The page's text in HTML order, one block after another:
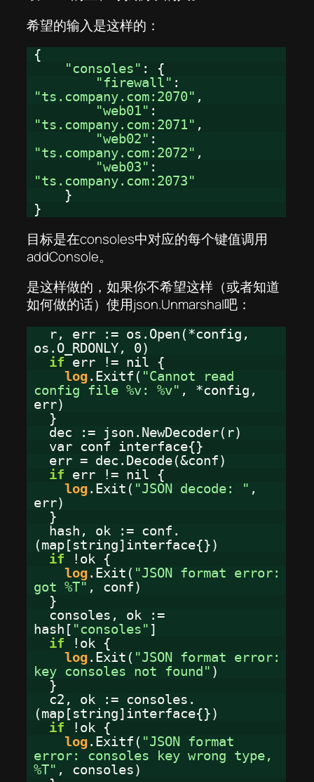
希望的输入是这样的：
{
"consoles" : {
"firewall" :
"ts.company.com:2070" ,
"web01" :
"ts.company.com:2071" ,
"web02" :
"ts.company.com:2072" ,
"web03" :
"ts.company.com:2073"
}
}
目标是在consoles中对应的每个键值调用
addConsole。
是这样做的，如果你不希望这样（或者知道
如何做的话）使用json.Unmarshal吧：
r, err := os.Open(*config,
os.O_RDONLY, 0)
if
err != nil {
log.Exitf( "Cannot read
config file %v: %v" , *config,
err)
}
dec := json.NewDecoder(r)
var conf interface{}
err = dec.Decode(&conf)
if
err != nil {
log.Exit( "JSON decode: " ,
err)
}
hash, ok := conf.
(map[string]interface{})
if
!ok {
log.Exit( "JSON format error:
got %T" , conf)
}
consoles, ok :=
hash[ "consoles" ]
if
!ok {
log.Exit( "JSON format error:
key consoles not found" )
}
c2, ok := consoles.
(map[string]interface{})
if
!ok {
log.Exitf( "JSON format
error: consoles key wrong type,
%T" , consoles)